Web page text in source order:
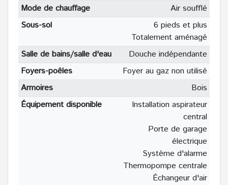
Mode de chauffage
Air soufflé
Sous-sol
6 pieds et plus
Totalement aménagé
Salle de bains/salle d'eau
Douche indépendante
Foyers-poêles
Foyer au gaz non utilisé
Armoires
Bois
Équipement disponible
Installation aspirateur
central
Porte de garage
électrique
Système d'alarme
Thermopompe centrale
Échangeur d'air